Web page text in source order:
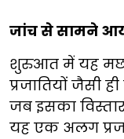
जांच से सामने
शुरुआत में यह
प्रजातियों जैसी
जब इसका
यह एक अलग